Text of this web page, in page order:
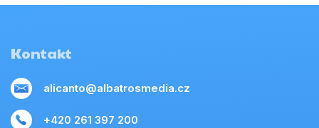
Kontakt
alicanto@albatrosmedia.cz
+420 261 397 200